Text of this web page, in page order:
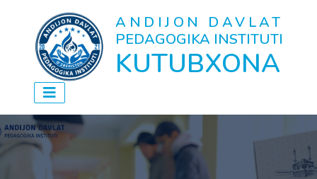
ANDIJON DAVLAT
PEDAGOGIKA INSTITUTI
KUTUBXONA